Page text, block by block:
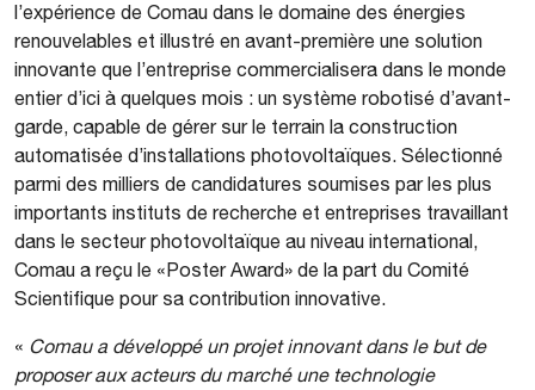
l’expérience de Comau dans le domaine des énergies
renouvelables et illustré en avant-première une solution
innovante que l’entreprise commercialisera dans le monde
entier d’ici à quelques mois : un système robotisé d’avant-
garde, capable de gérer sur le terrain la construction
automatisée d’installations photovoltaïques. Sélectionné
parmi des milliers de candidatures soumises par les plus
importants instituts de recherche et entreprises travaillant
dans le secteur photovoltaïque au niveau international,
Comau a reçu le «Poster Award» de la part du Comité
Scientifique pour sa contribution innovative.
« Comau a développé un projet innovant dans le but de
proposer aux acteurs du marché une technologie